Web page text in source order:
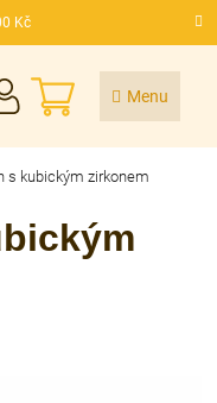
Kč
NÁKUPNÍ
KOŠÍK
s kubickým zirkonem